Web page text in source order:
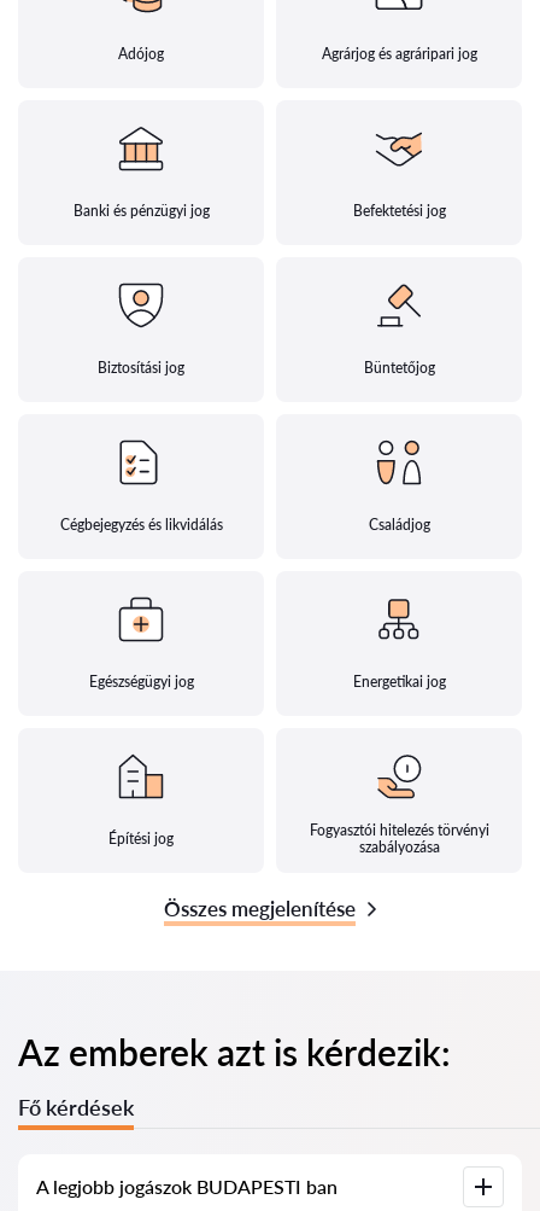
Adójog Agrárjog és agráripari jog
Banki és pénzügyi jog Befektetési jog
Biztosítási jog Büntetőjog
Cégbejegyzés és likvidálás Családjog
Egészségügyi jog Energetikai jog
Építési jog
Fogyasztói hitelezés törvényi
szabályozása
Összes megjelenítése
Az emberek azt is kérdezik:
Fő kérdések
A legjobb jogászok BUDAPESTI ban